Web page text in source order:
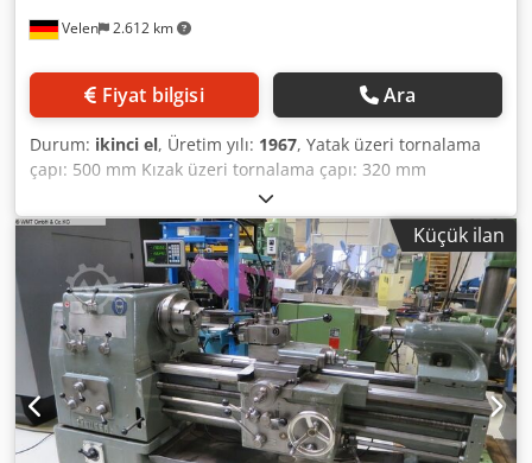
Velen 2.612 km
Fiyat bilgisi Ara
Durum: ikinci el, Üretim yılı: 1967, Yatak üzeri tornalama
çapı: 500 mm Kızak üzeri tornalama çapı: 320 mm
Tornalama uzunluğu: 2100 mm Punta yüksekliği: 250 mm
Cjdpoxwzdcefx Af Ejrf Mil deliği: 60 mm Mil devir sayısı: 11
- 2000 dev/dak Toplam güç ihtiyacı: 7,0 kW Makine ağırlığı:
yaklaşık 2,9 t Alan ihtiyacı: yaklaşık 4,3 x 1,2 x 1,3 m Torna
tezgahı ile birlikte: - 4’lü kalemlik - 315 mm 3-ayaklı ayarlı
ayna - Merkez punta
Küçük ilan